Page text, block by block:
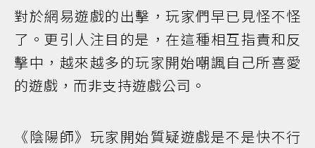
對於網易遊戲的出擊，玩家們早已見怪不怪
了。更引人注目的是，在這種相互指責和反
擊中，越來越多的玩家開始嘲諷自己所喜愛
的遊戲，而非支持遊戲公司。
《陰陽師》玩家開始質疑遊戲是不是快不行